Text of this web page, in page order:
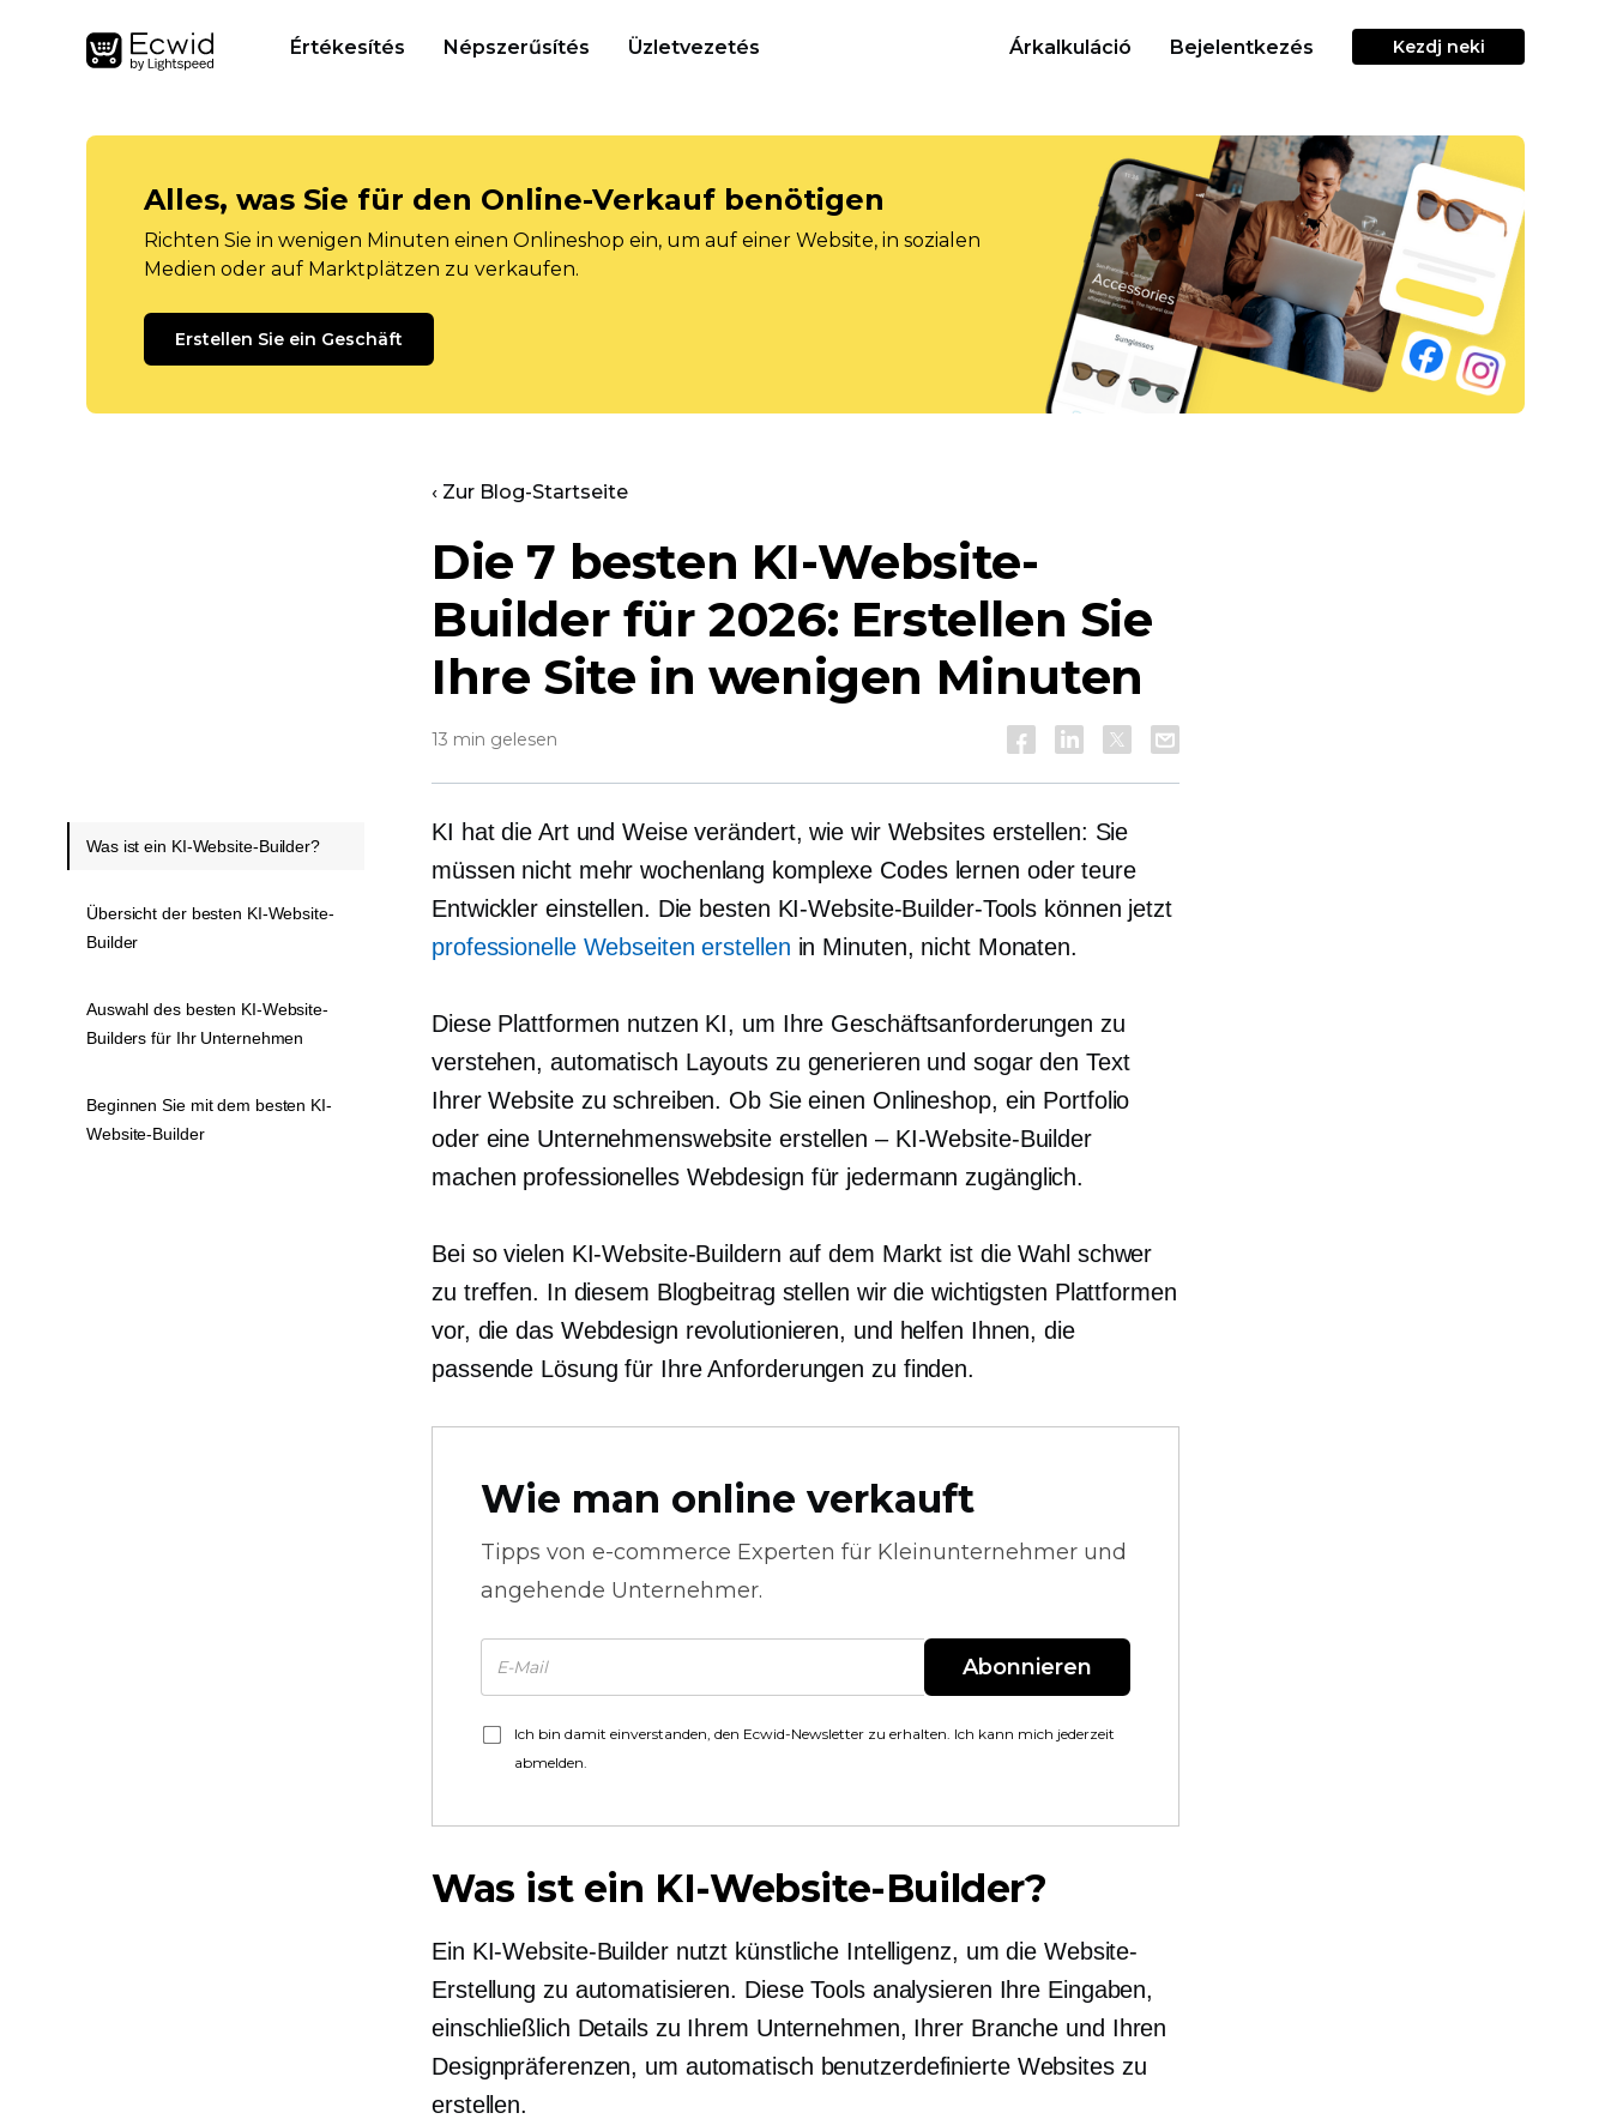
Értékesítés Népszerűsítés Üzletvezetés Árkalkuláció Bejelentkezés Kezdj neki
Alles, was Sie für den Online-Verkauf benötigen
Richten Sie in wenigen Minuten einen Onlineshop ein, um auf einer Website, in sozialen
Medien oder auf Marktplätzen zu verkaufen.
Erstellen Sie ein Geschäft
‹ Zur Blog-Startseite
Die 7 besten KI-Website-
Builder für 2026: Erstellen Sie
Ihre Site in wenigen Minuten
13 min gelesen
KI hat die Art und Weise verändert, wie wir Websites erstellen: Sie
müssen nicht mehr wochenlang komplexe Codes lernen oder teure
Entwickler einstellen. Die besten KI-Website-Builder-Tools können jetzt
professionelle Webseiten erstellen in Minuten, nicht Monaten.
Diese Plattformen nutzen KI, um Ihre Geschäftsanforderungen zu
verstehen, automatisch Layouts zu generieren und sogar den Text
Ihrer Website zu schreiben. Ob Sie einen Onlineshop, ein Portfolio
oder eine Unternehmenswebsite erstellen – KI-Website-Builder
machen professionelles Webdesign für jedermann zugänglich.
Bei so vielen KI-Website-Buildern auf dem Markt ist die Wahl schwer
zu treffen. In diesem Blogbeitrag stellen wir die wichtigsten Plattformen
vor, die das Webdesign revolutionieren, und helfen Ihnen, die
passende Lösung für Ihre Anforderungen zu finden.
Wie man online verkauft
Tipps von e-commerce Experten für Kleinunternehmer und
angehende Unternehmer.
Abonnieren
Ich bin damit einverstanden, den Ecwid-Newsletter zu erhalten. Ich kann mich jederzeit
abmelden.
Was ist ein KI-Website-Builder?
Ein KI-Website-Builder nutzt künstliche Intelligenz, um die Website-
Erstellung zu automatisieren. Diese Tools analysieren Ihre Eingaben,
einschließlich Details zu Ihrem Unternehmen, Ihrer Branche und Ihren
Designpräferenzen, um automatisch benutzerdefinierte Websites zu
erstellen.
Was ist ein KI-Website-Builder?
Übersicht der besten KI-Website-
Builder
Auswahl des besten KI-Website-
Builders für Ihr Unternehmen
Beginnen Sie mit dem besten KI-
Website-Builder